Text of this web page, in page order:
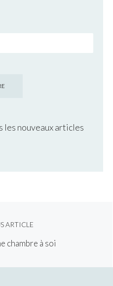
les nouveaux articles
ARTICLE
chambre à soi